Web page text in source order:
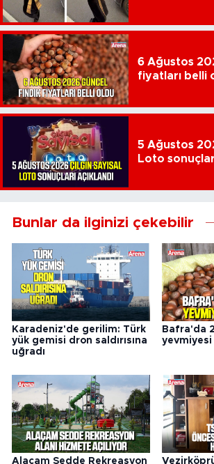
6 Ağustos
fiyatları belli
5 Ağustos
Loto
Bunlar da ilginizi çekebilir
Karadeniz'de gerilim: Türk
yük gemisi dron saldırısına
uğradı
Bafra'da
Alaçam Sedde Rekreasyon